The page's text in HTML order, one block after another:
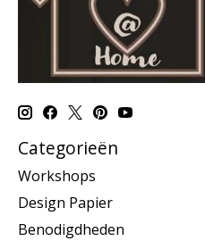
Categorieën
Workshops
Design Papier
Benodigdheden